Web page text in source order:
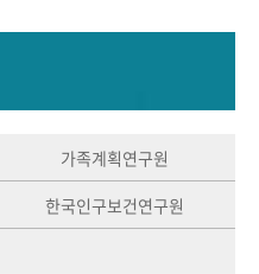
가족계획연구원
한국인구보건연구원